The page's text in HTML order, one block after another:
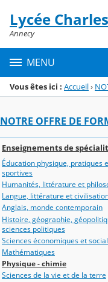
Menu de la rubrique
Contenu
Lycée
Annecy
MENU
Vous êtes ici : Accueil›
NOTRE OFFRE DE
Enseignements de
Éducation physique, pratiques
sportives
Humanités, littérature et
Langue, littérature et
Anglais, monde contemporain
Histoire, géographie,
sciences politiques
Sciences économiques et
Mathématiques
Physique - chimie
Sciences de la vie et de la terre